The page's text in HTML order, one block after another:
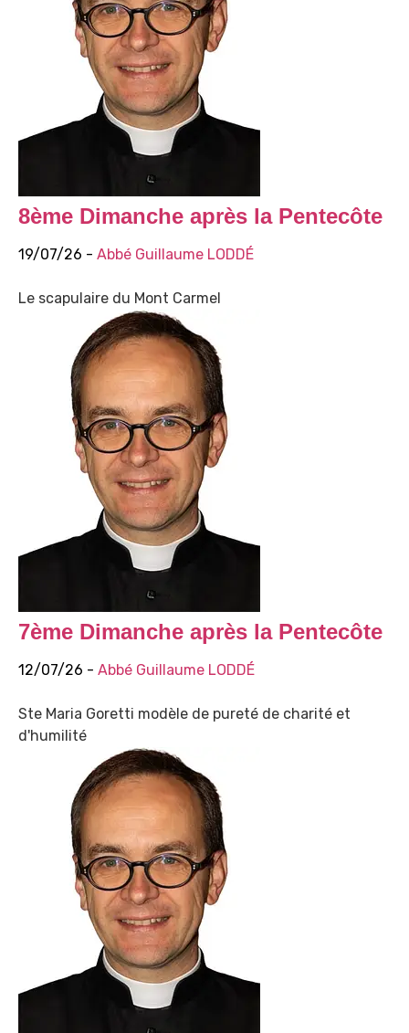
8ème Dimanche après la Pentecôte
19/07/26 - Abbé Guillaume LODDÉ
Le scapulaire du Mont Carmel
7ème Dimanche après la Pentecôte
12/07/26 - Abbé Guillaume LODDÉ
Ste Maria Goretti modèle de pureté de charité et
d'humilité